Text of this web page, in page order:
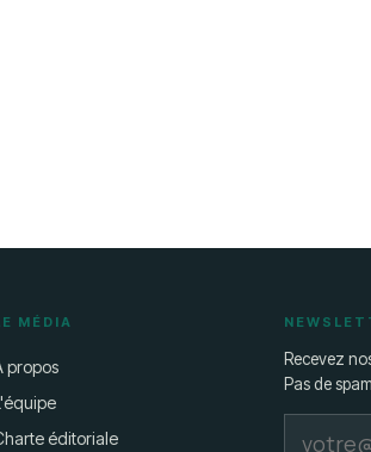
MÉDIA
propos
éditoriale
Recevez
Pas de